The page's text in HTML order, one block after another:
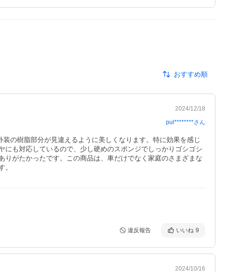
おすすめ順
2024/12/18
pul********さん
の樹脂部分が見違えるように美しくなります。特に効果を感じ
も対応しているので、少し硬めのスポンジでしっかりゴシゴシ
がたかったです。この商品は、車だけでなく家庭のさまざまな
。
違反報告 いいね 9
2024/10/16